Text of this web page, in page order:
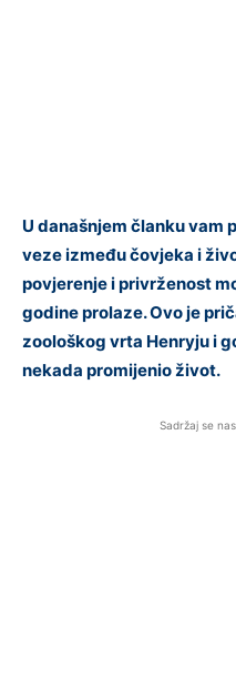
U današnjem članku vam
veze između čovjeka i
povjerenje i privrženost
godine prolaze. Ovo je
zoološkog vrta Henryju i
nekada promijenio život.
Sadržaj se